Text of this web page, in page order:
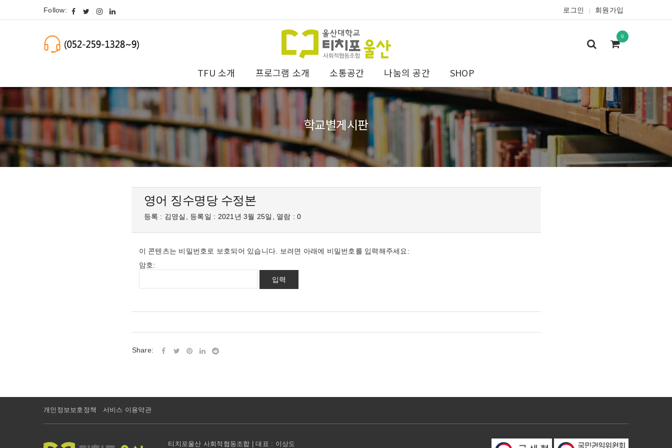
Follow: 로그인 회원가입
0
TFU 소개 프로그램 소개 소통공간 나눔의 공간 SHOP
학교별게시판
영어 징수명당 수정본
등록 : 김영실, 등록일 : 2021년 3월 25일, 열람 : 0
이 콘텐츠는 비밀번호로 보호되어 있습니다. 보려면 아래에 비밀번호를 입력해주세요:
암호:
Share:
개인정보보호정책 서비스 이용약관
티치포울산 사회적협동조합 | 대표 : 이상도